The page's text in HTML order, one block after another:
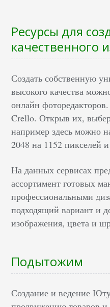
Ресурсы для
качественного
Создать собственную
высокого качества
онлайн
Crello. Открыв их,
например здесь можно
2048 на 1152 пикселей
На данных сервисах
ассортимент готовых
профессиональными
подходящий вариант и
изображения, цвета и
Подытожим
Создание и ведение